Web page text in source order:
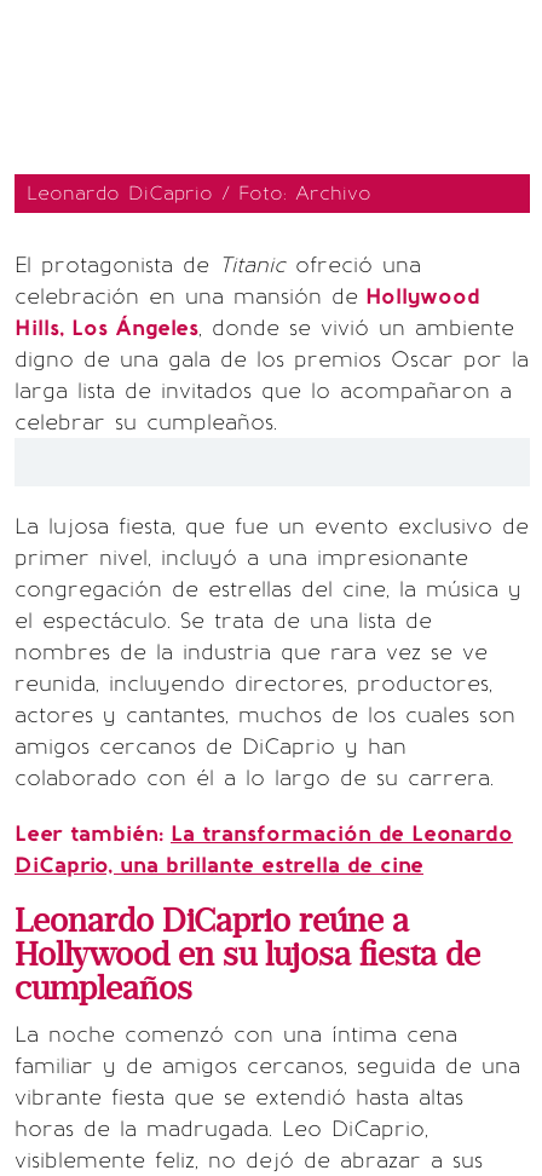
Leonardo DiCaprio / Foto: Archivo
El protagonista de Titanic ofreció una
celebración en una mansión de Hollywood
Hills, Los Ángeles, donde se vivió un ambiente
digno de una gala de los premios Oscar por la
larga lista de invitados que lo acompañaron a
celebrar su cumpleaños.
La lujosa fiesta, que fue un evento exclusivo de
primer nivel, incluyó a una impresionante
congregación de estrellas del cine, la música y
el espectáculo. Se trata de una lista de
nombres de la industria que rara vez se ve
reunida, incluyendo directores, productores,
actores y cantantes, muchos de los cuales son
amigos cercanos de DiCaprio y han
colaborado con él a lo largo de su carrera.
Leer también: La transformación de Leonardo
DiCaprio, una brillante estrella de cine
Leonardo DiCaprio reúne a
Hollywood en su lujosa fiesta de
cumpleaños
La noche comenzó con una íntima cena
familiar y de amigos cercanos, seguida de una
vibrante fiesta que se extendió hasta altas
horas de la madrugada. Leo DiCaprio,
visiblemente feliz, no dejó de abrazar a sus